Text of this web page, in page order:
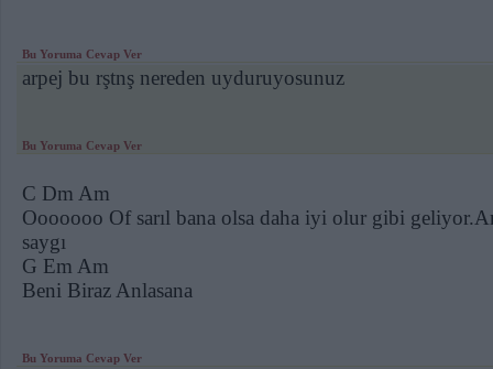
Bu Yoruma Cevap Ver
arpej bu rştnş nereden uyduruyosunuz
Bu Yoruma Cevap Ver
C Dm Am
Ooooooo Of sarıl bana olsa daha iyi olur gibi
saygı
G Em Am
Beni Biraz Anlasana
Bu Yoruma Cevap Ver